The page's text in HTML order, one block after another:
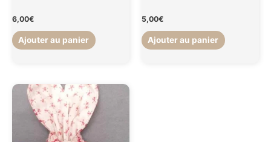
6,00€
Ajouter au panier
5,00€
Ajouter au panier